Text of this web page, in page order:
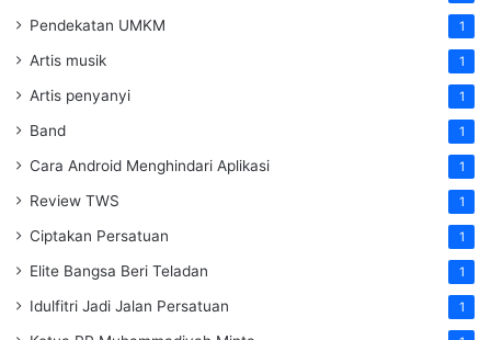
Pendekatan UMKM 1
Artis musik 1
Artis penyanyi 1
Band 1
Cara Android Menghindari Aplikasi 1
Review TWS 1
Ciptakan Persatuan 1
Elite Bangsa Beri Teladan 1
Idulfitri Jadi Jalan Persatuan 1